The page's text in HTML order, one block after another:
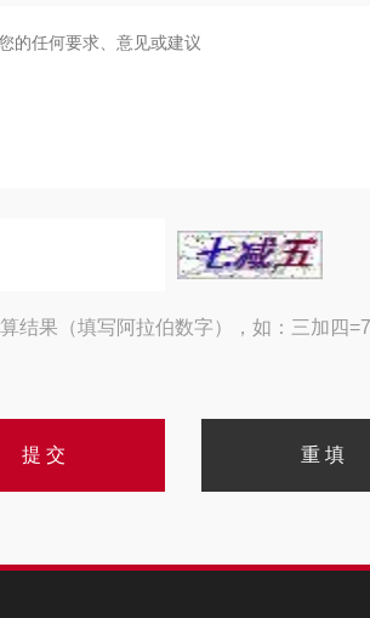
结果（填写阿拉伯数字），如：三加四=7